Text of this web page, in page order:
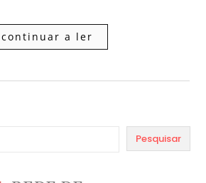
continuar a ler
Pesquisar